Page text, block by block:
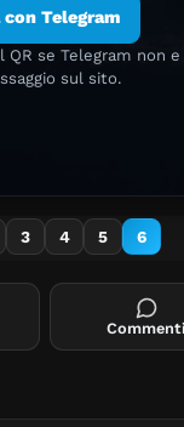
con Telegram
QR se Telegram non
sul sito.
3 4 5 6
Commenti